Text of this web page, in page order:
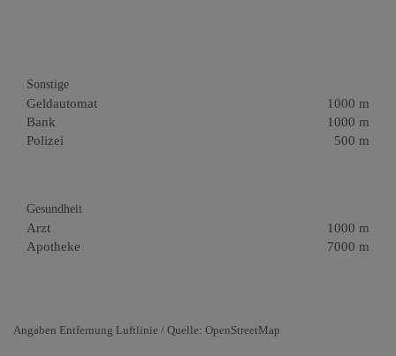
Sonstige
Geldautomat
1000 m
Bank
1000 m
Polizei
500 m
Gesundheit
Arzt
1000 m
Apotheke
7000 m
Angaben Entfernung Luftlinie / Quelle: OpenStreetMap